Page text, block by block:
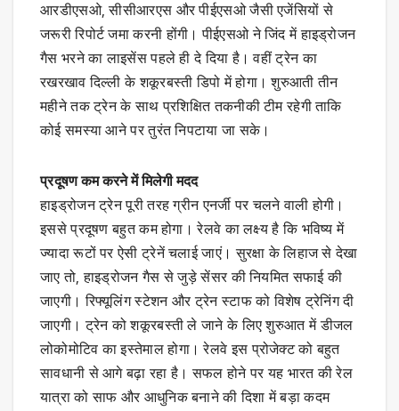
आरडीएसओ, सीसीआरएस और पीईएसओ जैसी एजेंसियों से
जरूरी रिपोर्ट जमा करनी होंगी। पीईएसओ ने जिंद में हाइड्रोजन
गैस भरने का लाइसेंस पहले ही दे दिया है। वहीं ट्रेन का
रखरखाव दिल्ली के शकूरबस्ती डिपो में होगा। शुरुआती तीन
महीने तक ट्रेन के साथ प्रशिक्षित तकनीकी टीम रहेगी ताकि
कोई समस्या आने पर तुरंत निपटाया जा सके।
प्रदूषण कम करने में मिलेगी मदद
हाइड्रोजन ट्रेन पूरी तरह ग्रीन एनर्जी पर चलने वाली होगी।
इससे प्रदूषण बहुत कम होगा। रेलवे का लक्ष्य है कि भविष्य में
ज्यादा रूटों पर ऐसी ट्रेनें चलाई जाएं। सुरक्षा के लिहाज से देखा
जाए तो, हाइड्रोजन गैस से जुड़े सेंसर की नियमित सफाई की
जाएगी। रिफ्यूलिंग स्टेशन और ट्रेन स्टाफ को विशेष ट्रेनिंग दी
जाएगी। ट्रेन को शकूरबस्ती ले जाने के लिए शुरुआत में डीजल
लोकोमोटिव का इस्तेमाल होगा। रेलवे इस प्रोजेक्ट को बहुत
सावधानी से आगे बढ़ा रहा है। सफल होने पर यह भारत की रेल
यात्रा को साफ और आधुनिक बनाने की दिशा में बड़ा कदम